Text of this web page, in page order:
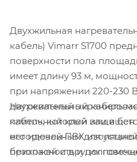
Двухжильная
кабель) Vimarr S1700
поверхности пола
имеет длину 93 м,
при напряжении 220-230
двухжильный
кабель, который защищен
негорючей ПВХ
безопасность и
Нагревательный кабель
плиточный клей или в
его идеальным для
прихожей и других